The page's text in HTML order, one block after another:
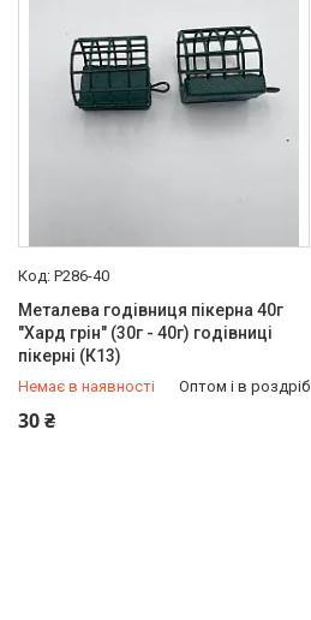
P286-40
Металева годівниця пікерна 40г
"Хард грін" (30г - 40г) годівниці
пікерні (К13)
Немає в наявності Оптом і в роздріб
30 ₴
+380 (97) 949-97-05